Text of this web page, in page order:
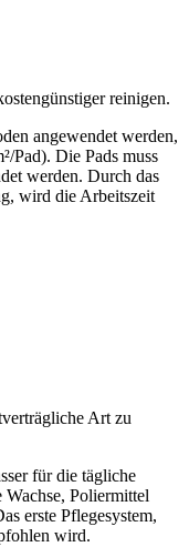
reinigen.
angewendet werden,
Pad). Die Pads muss
werden. Durch das
wird die Arbeitszeit
Art zu
für die tägliche
Poliermittel
erste Pflegesystem,
wird.